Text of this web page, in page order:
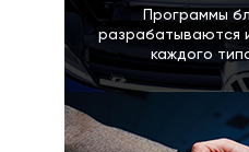
Программы
разрабатываются
каждого